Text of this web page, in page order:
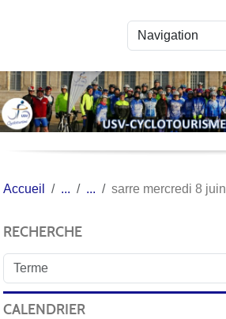
Accueil sarre mercredi 8 juin
RECHERCHE
CALENDRIER